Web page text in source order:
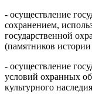
- осуществление
сохранением,
государственной
(памятников
- осуществление
условий охранных
культурного